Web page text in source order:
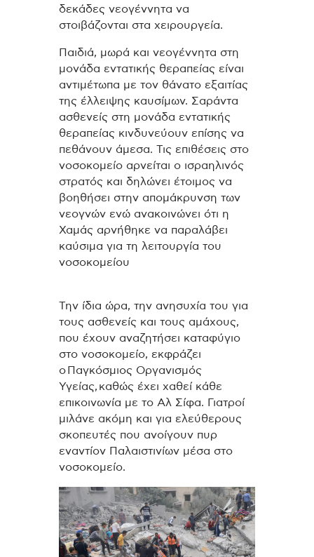
δεκάδες νεογέννητα να
στοιβάζονται στα χειρουργεία.
Παιδιά, μωρά και νεογέννητα στη
μονάδα εντατικής θεραπείας είναι
αντιμέτωπα με τον θάνατο εξαιτίας
της έλλειψης καυσίμων. Σαράντα
ασθενείς στη μονάδα εντατικής
θεραπείας κινδυνεύουν επίσης να
πεθάνουν άμεσα. Τις επιθέσεις στο
νοσοκομείο αρνείται ο ισραηλινός
στρατός και δηλώνει έτοιμος να
βοηθήσει στην απομάκρυνση των
νεογνών ενώ ανακοινώνει ότι η
Χαμάς αρνήθηκε να παραλάβει
καύσιμα για τη λειτουργία του
νοσοκομείου
Την ίδια ώρα, την ανησυχία του για
τους ασθενείς και τους αμάχους,
που έχουν αναζητήσει καταφύγιο
στο νοσοκομείο, εκφράζει
ο Παγκόσμιος Οργανισμός
Υγείας, καθώς έχει χαθεί κάθε
επικοινωνία με το Αλ Σίφα. Γιατροί
μιλάνε ακόμη και για ελεύθερους
σκοπευτές που ανοίγουν πυρ
εναντίον Παλαιστινίων μέσα στο
νοσοκομείο.